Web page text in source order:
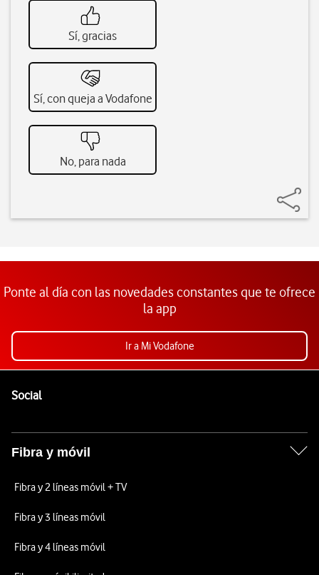
Sí, gracias
Sí, con queja a Vodafone
No, para nada
Ponte al día con las novedades constantes que te ofrece
la app
Ir a Mi Vodafone
SocialEnlaces a las redes sociales de Vodafone
Fibra y móvil
Fibra y 2 líneas móvil + TV
Fibra y 3 líneas móvil
Fibra y 4 líneas móvil